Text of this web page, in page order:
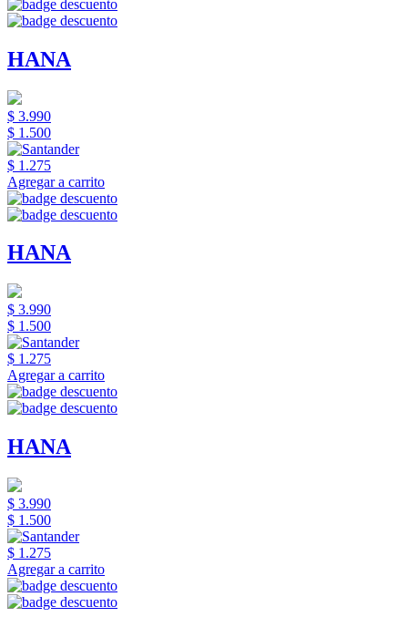
HANA
$ 3.990
$ 1.500
$ 1.275
Agregar a carrito
HANA
$ 3.990
$ 1.500
$ 1.275
Agregar a carrito
HANA
$ 3.990
$ 1.500
$ 1.275
Agregar a carrito